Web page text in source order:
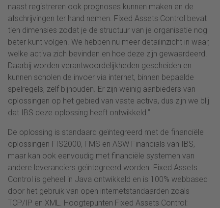
naast registreren ook prognoses kunnen maken en de
afschrijvingen ter hand nemen. Fixed Assets Control bevat
tien dimensies zodat je de structuur van je organisatie nog
beter kunt volgen. We hebben nu meer detailinzicht in waar,
welke activa zich bevinden en hoe deze zijn gewaardeerd.
Daarbij worden verantwoordelijkheden gescheiden en
kunnen scholen de invoer via internet, binnen bepaalde
spelregels, zelf bijhouden. Er zijn weinig aanbieders van
oplossingen op het gebied van vaste activa, dus zijn we blij
dat IBS deze oplossing heeft ontwikkeld.”
De oplossing is standaard geïntegreerd met de financiële
oplossingen FIS2000, FMS en ASW Financials van IBS,
maar kan ook eenvoudig met financiële systemen van
andere leveranciers geïntegreerd worden. Fixed Assets
Control is geheel in Java ontwikkeld en is 100% webbased
door het gebruik van open internetstandaarden zoals
TCP/IP en XML. Hoogtepunten Fixed Assets Control: